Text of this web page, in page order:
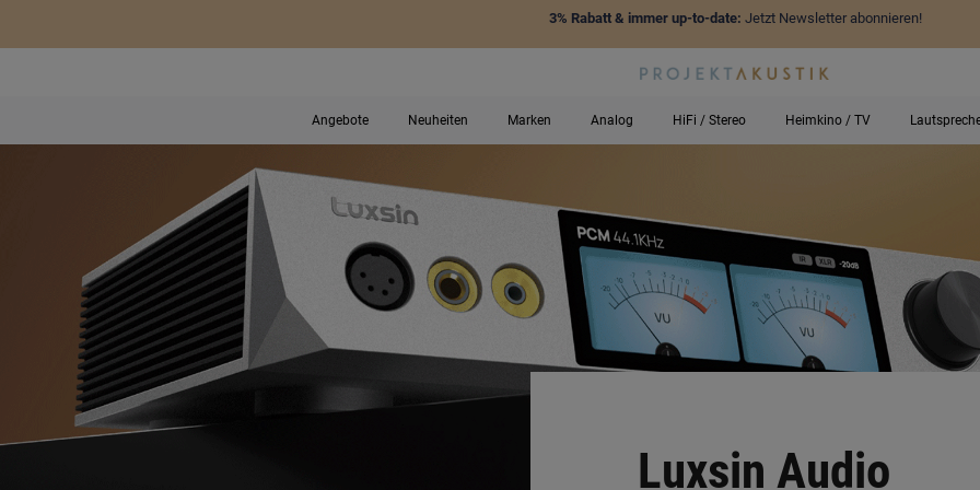
3% Rabatt & immer up-to-date: Jetzt Newsletter abonnieren!
Angebote Neuheiten Marken Analog HiFi / Stereo Heimkino / TV
Luxsin Audio